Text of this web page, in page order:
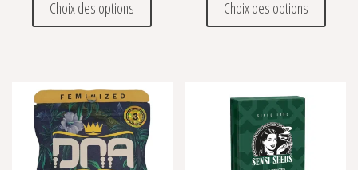
Choix des options Choix des options